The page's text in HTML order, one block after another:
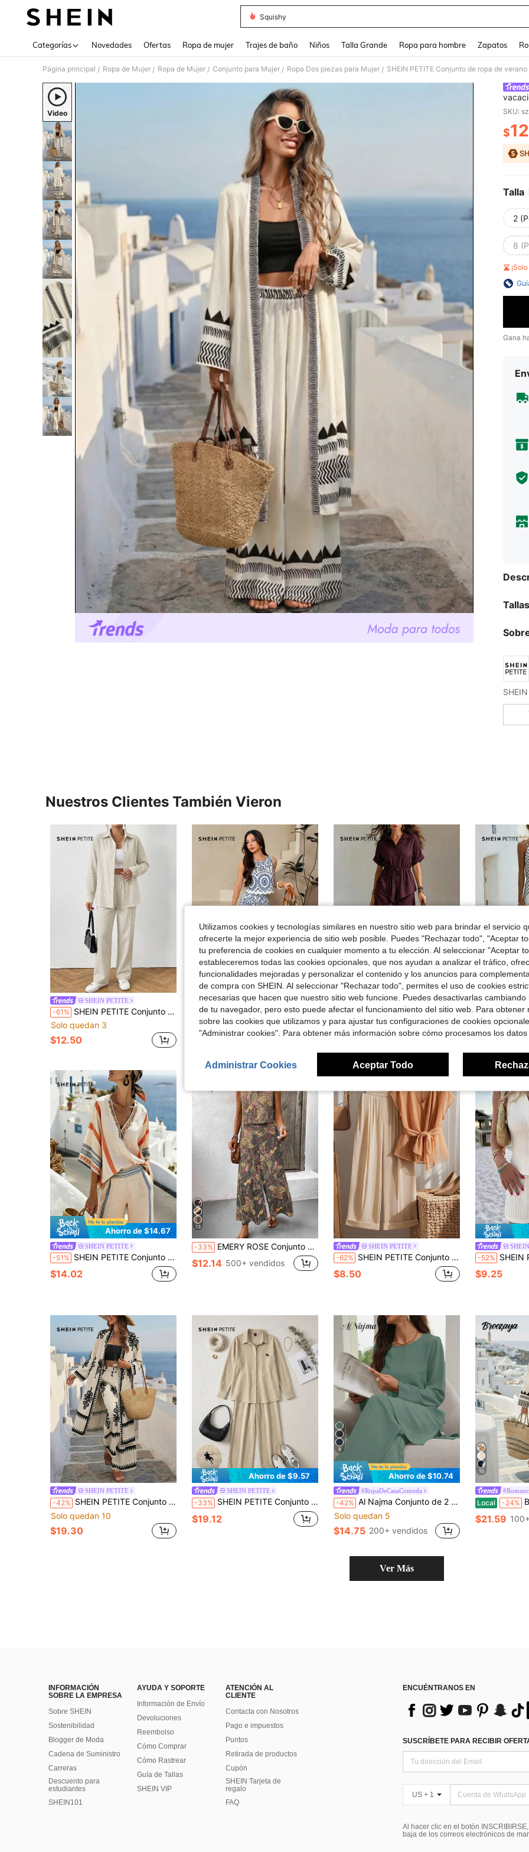
Squishy
Categorías Novedades Ofertas Ropa de mujer Trajes de baño Niños Talla Grande Ropa para hombre Zapatos
Página principal / Ropa de Mujer / Ropa de Mujer / Conjunto para Mujer / Ropa Dos piezas para Mujer /
Video
en
para
SKU:
$12
Talla
2
8
Gana
Nuestros Clientes También Vieron
SHEIN PETITE
-61% SHEIN PETITE Conjunto de camisa y pantalones de manga larga holgada con hombros caídos de color albaricoque sólido para mujer, uso casual diario y desplazamientos, algodón rastreable para otoño, vacaciones y días festivos, para mujeres de talla pequeña
Solo quedan 3
$12.50
#RomanceEnLaRiviera
-29% SHEIN PETITE 2 piezas/Set Top de cuello redondo con estampado integral y pantalones de pierna ancha para mujer, uso casual diario, atuendos de verano para mujeres, mujeres de talla pequeña
$16.71 200+ vendidos
Ahorro de $7.52
#Sets de oficina
-29% SHEIN PETITE Conjunto de camisa de manga corta con botones y cordón y pantalones de unicolor para mujeres, para mujeres de talla pequeña
$18.47 70+ vendidos
-51% SHEIN PETITE Conjunto de pantalones de tirantes de tela
$11.27
Ahorro de $14.67
SHEIN PETITE
-51% SHEIN PETITE Conjunto de pantalones anchos a rayas con cuello en V de color naranja contrastante, sueltos para vacaciones, adecuado para verano, para mujeres de talla pequeña
$14.02
13
-33% EMERY ROSE Conjunto de 2 piezas de estilo bohemio con top corto de cuello redondo con estampado vintage y pantalones de pierna ancha para mujer, atuendo casual de vacaciones y playa
$12.14 500+ vendidos
SHEIN PETITE
-62% SHEIN PETITE Conjunto de 2 piezas de pantalones holgados naranjas casuales y blusa de manga corta de moda para vacaciones de verano de mujer
$8.50
-52% SHEIN PETITE Conjunto de dos piezas de punto acanalado color crema
$9.25
SHEIN PETITE
-42% SHEIN PETITE Conjunto de 2 piezas con estampado vintage en blanco y negro para mujer, conjunto de kimono largo y pantalones estilo boho para vacaciones de verano, conjunto de playa Santorini, para mujeres petite
Solo quedan 10
$19.30
Ahorro de $9.57
SHEIN PETITE
-33% SHEIN PETITE Conjunto casual de camisa de manga larga y pantalones de caballero con bordado tejido en color albaricoque para mujeres petite
$19.12
8
Ahorro de $10.74
#RopaDeCasaComoda
-42% Al Najma Conjunto de 2 piezas para mujer con top de cuello redondo de manga larga de unicolor y pantalones casuales de pierna recta holgada
Solo quedan 5
$14.75 200+ vendidos
10
Local -24%
$21.59
Ver Más
INFORMACIÓN
SOBRE LA EMPRESA
Sobre SHEIN
Sostenibilidad
Blogger de Moda
Cadena de Suministro
Carreras
Descuento para
estudiantes
SHEIN101
AYUDA Y SOPORTE
Información de Envío
Devoluciones
Reembolso
Cómo Comprar
Cómo Rastrear
Guía de Tallas
SHEIN VIP
ATENCIÓN AL
CLIENTE
Contacta con Nosotros
Pago e impuestos
Puntos
Retirada de productos
Cupón
SHEIN Tarjeta de
regalo
FAQ
ENCUÉNTRANOS EN
SUSCRÍBETE PARA RECIBIR
US + 1
Al hacer clic en el botón
baja de los correos electrónicos de
Utilizamos cookies y tecnologías similares en nuestro sitio web para brindar el servicio
ofrecerte la mejor experiencia de sitio web posible. Puedes "Rechazar todo", "Aceptar
tu preferencia de cookies en cualquier momento a tu elección. Al seleccionar "Aceptar
estableceremos todas las cookies opcionales, que nos ayudan a analizar el tráfico,
funcionalidades mejoradas y personalizar el contenido y los anuncios para
de compra con SHEIN. Al seleccionar "Rechazar todo", permites el uso de cookies
necesarias que hacen que nuestro sitio web funcione. Puedes desactivarlas cambiando
de tu navegador, pero esto puede afectar el funcionamiento del sitio web. Para obtener
sobre las cookies que utilizamos y para ajustar tus configuraciones de cookies
"Administrar cookies". Para obtener más información sobre cómo procesamos los datos
Administrar Cookies Aceptar Todo